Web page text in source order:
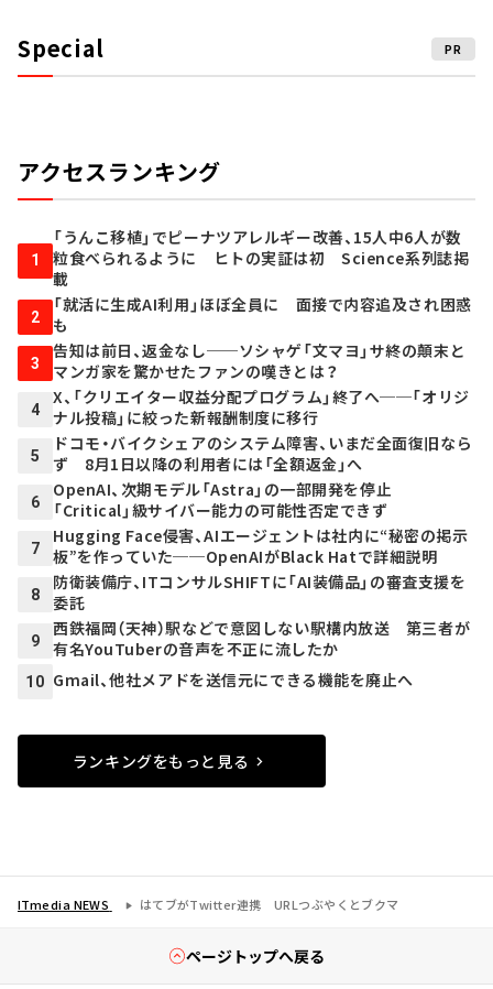
Special PR
アクセスランキング
1
「うんこ移植」でピーナツアレルギー改善、15人中6人が数
粒食べられるように ヒトの実証は初 Science系列誌掲
載
2
「就活に生成AI利用」ほぼ全員に 面接で内容追及され困惑
も
3
告知は前日、返金なし──ソシャゲ「文マヨ」サ終の顛末と
マンガ家を驚かせたファンの嘆きとは？
4
X、「クリエイター収益分配プログラム」終了へ──「オリジ
ナル投稿」に絞った新報酬制度に移行
5
ドコモ・バイクシェアのシステム障害、いまだ全面復旧なら
ず 8月1日以降の利用者には「全額返金」へ
6
OpenAI、次期モデル「Astra」の一部開発を停止
「Critical」級サイバー能力の可能性否定できず
7
Hugging Face侵害、AIエージェントは社内に“秘密の掲示
板”を作っていた──OpenAIがBlack Hatで詳細説明
8
防衛装備庁、ITコンサルSHIFTに「AI装備品」の審査支援を
委託
9
西鉄福岡（天神）駅などで意図しない駅構内放送 第三者が
有名YouTuberの音声を不正に流したか
10 Gmail、他社メアドを送信元にできる機能を廃止へ
ランキングをもっと見る
ITmedia NEWS はてブがTwitter連携 URLつぶやくとブクマ
ページトップへ戻る